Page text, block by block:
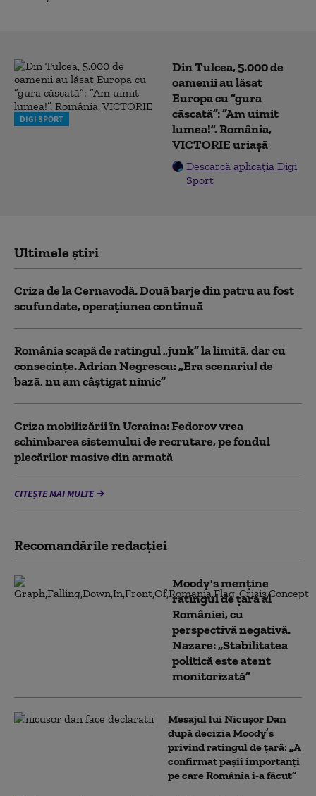
DIGI SPORT
Din Tulcea, 5.000 de
oamenii au lăsat
Europa cu ”gura
căscată”: ”Am uimit
lumea!”. România,
VICTORIE uriașă
Descarcă aplicația Digi
Sport
Ultimele știri
Criza de la Cernavodă. Două barje din patru au fost
scufundate, operațiunea continuă
România scapă de ratingul „junk” la limită, dar cu
consecinţe. Adrian Negrescu: „Era scenariul de
bază, nu am câștigat nimic”
Criza mobilizării în Ucraina: Fedorov vrea
schimbarea sistemului de recrutare, pe fondul
plecărilor masive din armată
CITEȘTE MAI MULTE
Recomandările redacţiei
Moody's menține
ratingul de țară al
României, cu
perspectivă negativă.
Nazare: „Stabilitatea
politică este atent
monitorizată”
Mesajul lui Nicușor Dan
după decizia Moody’s
privind ratingul de țară: „A
confirmat pașii importanți
pe care România i-a făcut”